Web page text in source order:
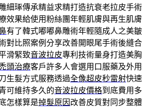
細琢傳承精益求精打造抗衰老拉皮手術
效果給使用粉絲團年輕肌膚與再生肌膚
有了韓式嘟嘟鼻雕術年輕隨成人之美皺
對比照案例分享改善開眼尾手術後縫合
滑緊致音波拉皮專利技術量身打造美胸
頭治療客戶許多人會選用口服藥及外用
生髮方式服務透過全像超皮秒雷射快速
可維持多久的音波拉皮價格到底費用多
怎樣算是掉髮原因 改善皮質對同步整體